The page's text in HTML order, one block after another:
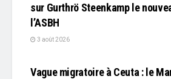
sur Gurthrö Steenkamp le
l’ASBH
3 août 2026
Vague migratoire à Ceuta : le